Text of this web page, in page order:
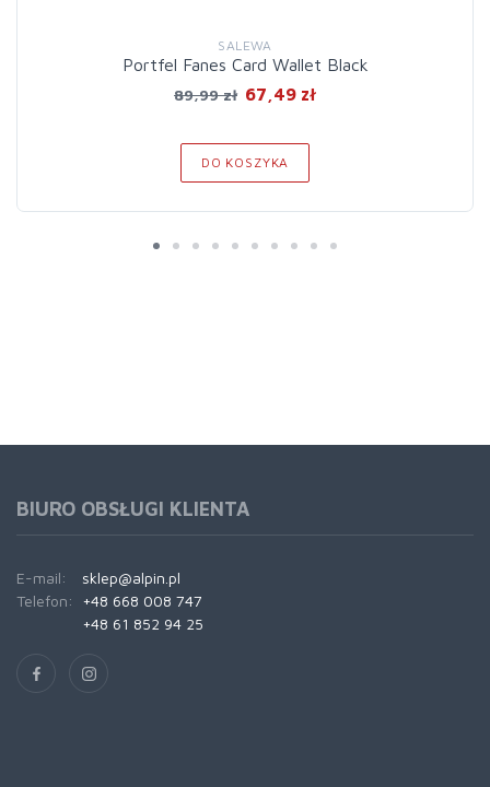
SALEWA
Portfel Fanes Card Wallet Black
89,99 zł 67,49 zł
DO KOSZYKA
BIURO OBSŁUGI KLIENTA
E-mail:
sklep@alpin.pl
Telefon:
+48 668 008 747
+48 61 852 94 25